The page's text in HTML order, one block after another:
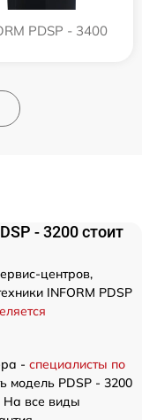
PDSP - 3400
- 3200 стоит
центров,
INFORM PDSP
- специалисты по
модель PDSP - 3200
На все виды